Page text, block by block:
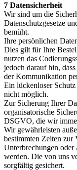
7 Datensicherheit
Wir sind um die
Datenschutzgesetze
bemüht.
Ihre persönlichen
Dies gilt für Ihre
nutzen das
jedoch darauf hin,
der Kommunikation
Ein lückenloser
nicht möglich.
Zur Sicherung Ihrer
organisatorische
DSGVO, die wir
Wir gewährleisten
bestimmten Zeiten zur
Unterbrechungen oder
werden. Die von uns
sorgfältig gesichert.